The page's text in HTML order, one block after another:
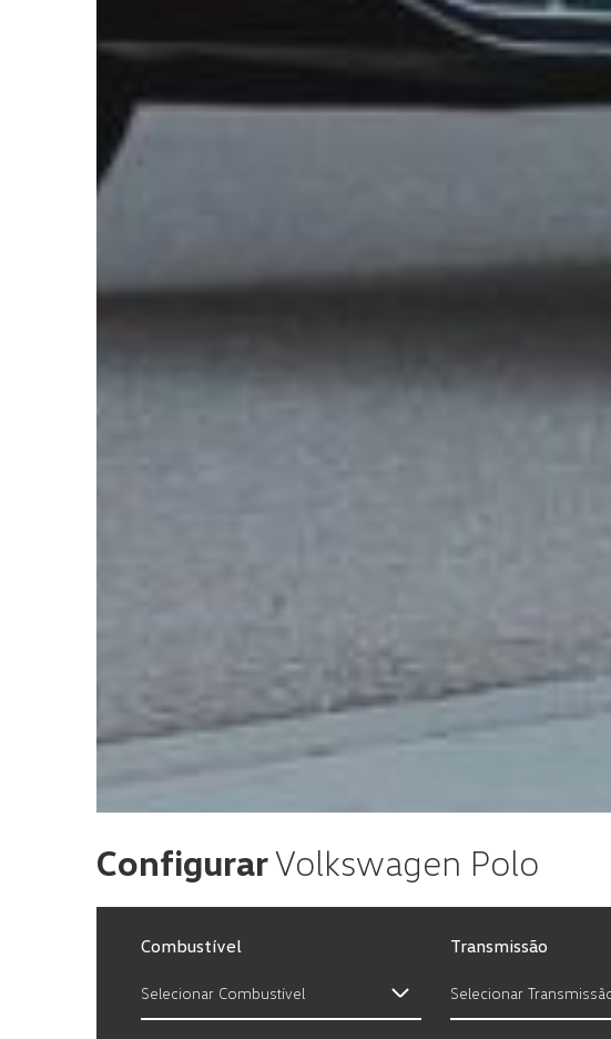
ConfigurarVolkswagen Polo
Combustível
Selecionar Combustível
Transmissão
Selecionar